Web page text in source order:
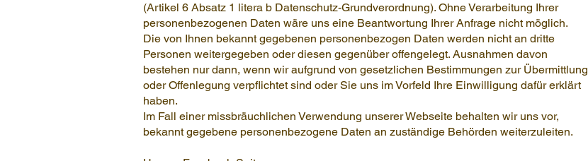
(Artikel 6 Absatz 1 litera b Datenschutz-Grundverordnung). Ohne Verarbeitung Ihrer
personenbezogenen Daten wäre uns eine Beantwortung Ihrer Anfrage nicht möglich.
Die von Ihnen bekannt gegebenen personenbezogen Daten werden nicht an dritte
Personen weitergegeben oder diesen gegenüber offengelegt. Ausnahmen davon
bestehen nur dann, wenn wir aufgrund von gesetzlichen Bestimmungen zur Übermittlung
oder Offenlegung verpflichtet sind oder Sie uns im Vorfeld Ihre Einwilligung dafür erklärt
haben.
Im Fall einer missbräuchlichen Verwendung unserer Webseite behalten wir uns vor,
bekannt gegebene personenbezogene Daten an zuständige Behörden weiterzuleiten.